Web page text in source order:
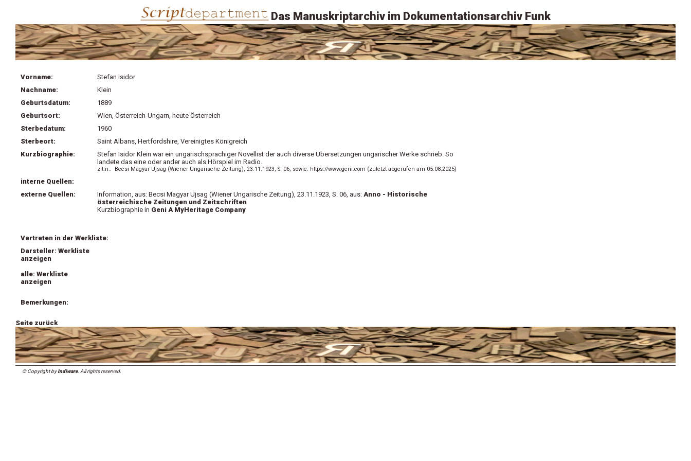
Das Manuskriptarchiv im Dokumentationsarchiv Funk
Vorname:
Stefan Isidor
Nachname:
Klein
Geburtsdatum:
1889
Geburtsort:
Wien, Österreich-Ungarn, heute Österreich
Sterbedatum:
1960
Sterbeort:
Saint Albans, Hertfordshire, Vereinigtes Königreich
Kurzbiographie:
Stefan Isidor Klein war ein ungarischsprachiger Novellist der auch diverse Übersetzungen ungarischer Werke schrieb. So
landete das eine oder ander auch als Hörspiel im Radio.
zit.n.: Becsi Magyar Ujsag (Wiener Ungarische Zeitung), 23.11.1923, S. 06, sowie: https://www.geni.com (zuletzt abgerufen am 05.08.2025)
interne Quellen:
externe Quellen:
Information, aus: Becsi Magyar Ujsag (Wiener Ungarische Zeitung), 23.11.1923, S. 06, aus: Anno - Historische
österreichische Zeitungen und Zeitschriften
Kurzbiographie in Geni A MyHeritage Company
Vertreten in der Werkliste:
Darsteller: Werkliste
anzeigen
alle: Werkliste
anzeigen
Bemerkungen:
Seite zurück
© Copyright byIndiware. All rights reserved.